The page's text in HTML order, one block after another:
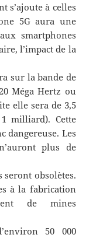
s’ajoute à celles
5G aura une
smartphones
l’impact de la
sur la bande de
Méga Hertz ou
elle sera de 3,5
milliard). Cette
dangereuse. Les
plus de
seront obsolètes.
à la fabrication
de mines
50 000